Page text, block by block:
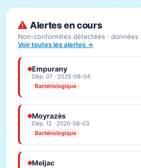
Alertes en cours
Non-conformités détectées ·
Voir toutes les alertes →
Empurany
Dép. 07 · 2026-08-04
Bactériologique
Moyrazès
Dép. 12 · 2026-08-03
Bactériologique
Meljac